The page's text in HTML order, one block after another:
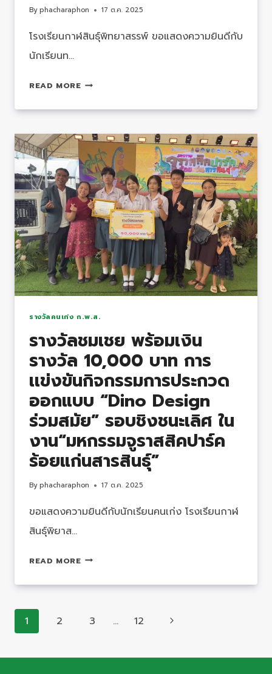
ที่
พฤษภาคม
Byphacharaphon 17 ต.ค. 2025
โรงเรียนกาฬสินธุ์พิทยาสรรพ์ ขอแสดงความยินดีกับ
นักเรียนท…
READ MOREรางวัล
และ
ดี
เด่น
แห่ง
ชาติ
และ
ผู้
ทำคุณ
ประโยชน์
ต่อ
เด็ก
และ
กาฬสินธุ์
ประจำ
2568
รางวัลคนเก่ง ก.พ.ส.
รางวัลชมเชย พร้อมเงิน
รางวัล 10,000 บาท การ
เเข่งขันกิจกรรมการประกวด
ออกแบบ “Dino Design
ร่วมสมัย” รอบชิงชนะเลิศ ใน
งาน“มหกรรมจูราสสิคปาร์ค
ร้อยแก่นสารสินธุ์”
Byphacharaphon 17 ต.ค. 2025
ขอแสดงความยินดีกับนักเรียนคนเก่ง โรงเรียนกาฬ
สินธุ์พิยาส…
READ MOREรางวัล
พร้อม
รางวัล
Page
navigation
1 2 3 … 12
Next